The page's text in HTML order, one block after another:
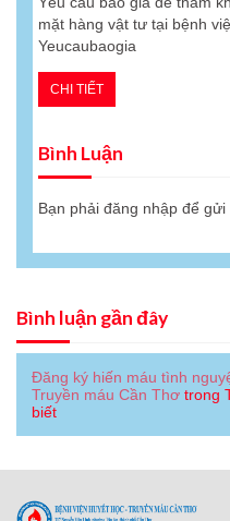
mặt hàng vật tư tại bệnh
Yeucaubaogia
CHI TIẾT
Bình Luận
Bạn phải đăng nhập để gửi
Bình luận gần đây
Đăng ký hiến máu tình
Truyền máu Cần Thơ trong
biết